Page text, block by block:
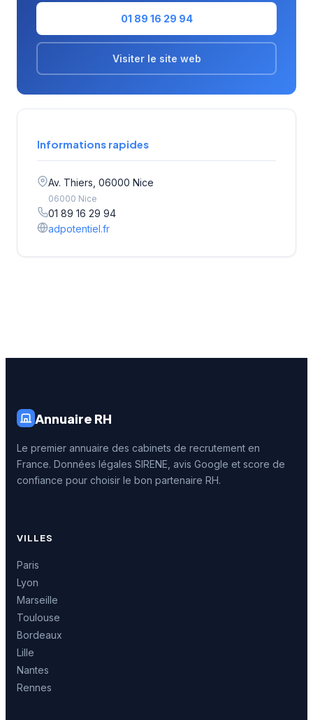
01 89 16 29 94
Visiter le site web
Informations rapides
Av. Thiers, 06000 Nice
06000 Nice
01 89 16 29 94
adpotentiel.fr
Annuaire RH
Le premier annuaire des cabinets de recrutement en
France. Données légales SIRENE, avis Google et score de
confiance pour choisir le bon partenaire RH.
VILLES
Paris
Lyon
Marseille
Toulouse
Bordeaux
Lille
Nantes
Rennes